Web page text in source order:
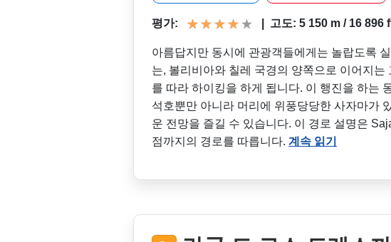
평가: 고도: 5 150 m / 16 896
아름답지만 동시에 관광객들에게는 놀랍도록
는, 볼리비아와 칠레 국경의 양쪽으로 이어지는
를 따라 하이킹을 하게 됩니다. 이 행진을 하는
석호뿐만 아니라 머리에 위풍당당한 사자마가
운 전망을 즐길 수 있습니다. 이 경로 설명은
점까지의 경로를 따릅니다. 계속 읽기